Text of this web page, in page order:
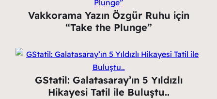
Vakkorama Yazın Özgür Ruhu için
“Take the Plunge”
GStatil: Galatasaray’ın 5 Yıldızlı
Hikayesi Tatil ile Buluştu..